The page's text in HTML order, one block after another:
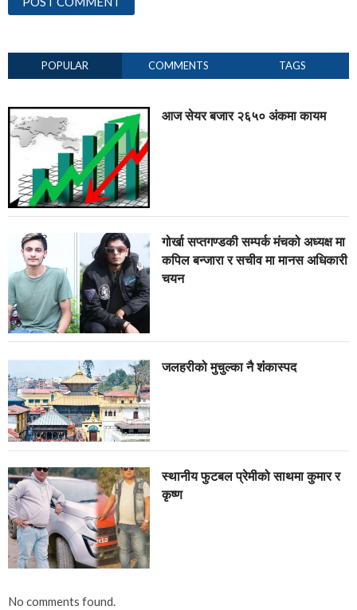
POPULAR COMMENTS TAGS
आज सेयर बजार २६५० अंकमा कायम
गोर्खा सप्तगण्डकी सम्पर्क मंचको अध्यक्ष मा
कपिल बन्जारा र सचीव मा मानस अधिकारी
चयन
जलहरीको मुचुल्का नै शंंकास्पद
स्थानीय फुटबल प्रेमीको साथमा कुमार र
कृष्ण
No comments found.